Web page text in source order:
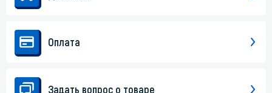
Оплата
Задать вопрос о товаре